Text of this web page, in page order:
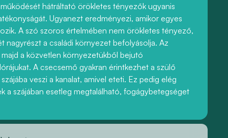
hátráltató örökletes tényezők ugyanis
Ugyanezt eredményezi, amikor egyes
A szó szoros értelmében nem örökletes tényező,
a családi környezet befolyásolja. Az
a közvetlen környezetükből bejutó
A csecsemő gyakran érintkezhet a szülő
veszi a kanalat, amivel eteti. Ez pedig elég
a szájában esetleg megtalálható, fogágybetegséget